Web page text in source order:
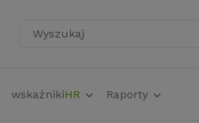
Wyszukaj
wskaźnikiHR Raporty